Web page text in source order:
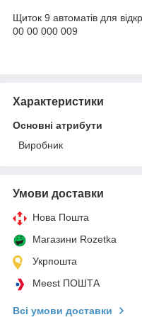
Щиток 9 автоматів для
00 00 000 009
Характеристики
Основні атрибути
Виробник
Умови доставки
Нова Пошта
Магазини Rozetka
Укрпошта
Meest ПОШТА
Всі умови доставки